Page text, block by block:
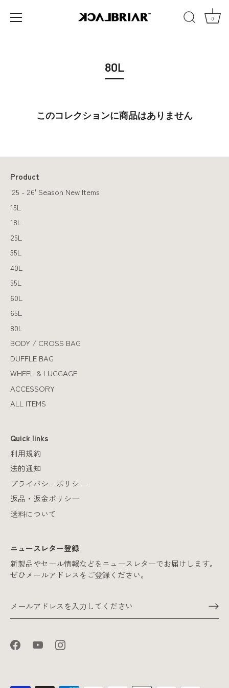
0
80L
このコレクションに商品はありません
Product
'25 - 26' Season New Items
15L
18L
25L
35L
40L
55L
60L
65L
80L
BODY / CROSS BAG
DUFFLE BAG
WHEEL & LUGGAGE
ACCESSORY
ALL ITEMS
Quick links
利用規約
法的通知
プライバシーポリシー
返品・返金ポリシー
送料について
ニュースレター登録
新製品やセール情報などをニュースレターでお届けします。
ぜひメールアドレスをご登録ください。